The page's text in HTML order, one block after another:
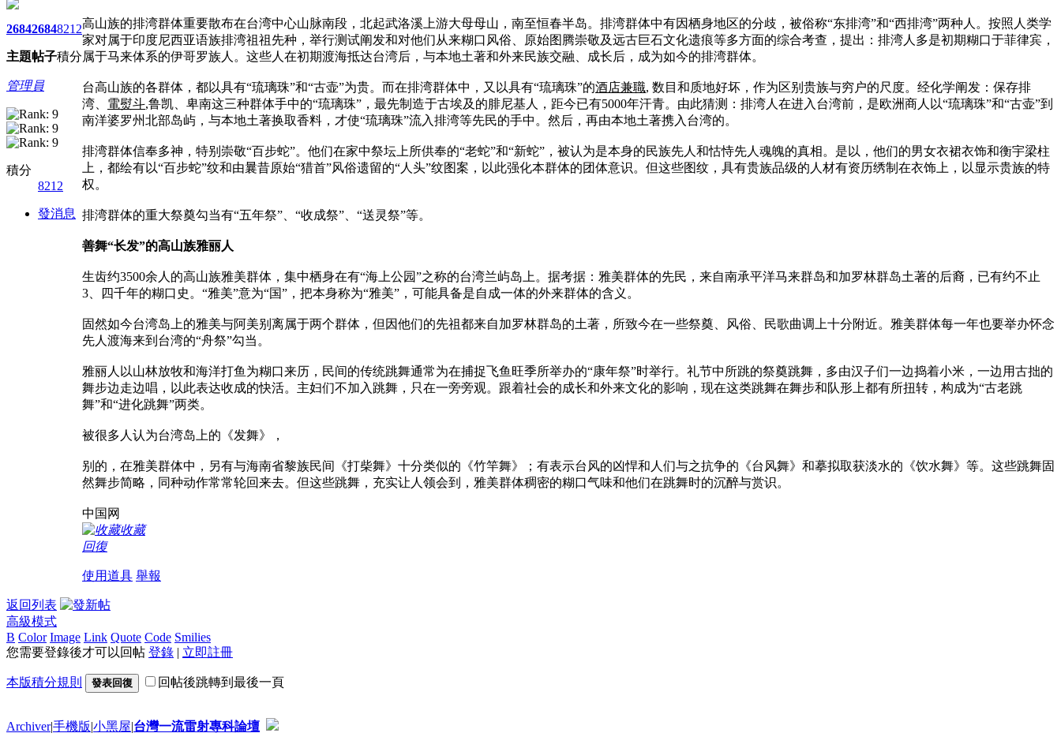
2684
主題
2684
帖子
8212
積分
管理員
積分
8212
發消息
高山族的排湾群体重要散布在台湾中心山脉南段，北起武洛溪上游大母母山，南至恒春半岛。排湾群体中有因栖身地区的分歧，被俗称“东排湾”和“西排湾”两种人。按照人类学
家对属于印度尼西亚语族排湾祖祖先种，举行测试阐发和对他们从来糊口风俗、原始图腾崇敬及远古巨石文化遗痕等多方面的综合考查，提出：排湾人多是初期糊口于菲律宾，
属于马来体系的伊哥罗族人。这些人在初期渡海抵达台湾后，与本地土著和外来民族交融、成长后，成为如今的排湾群体。
台高山族的各群体，都以具有“琉璃珠”和“古壶”为贵。而在排湾群体中，又以具有“琉璃珠”的酒店兼職, 数目和质地好坏，作为区别贵族与穷户的尺度。经化学阐发：保存排
湾、 電熨斗,鲁凯、卑南这三种群体手中的“琉璃珠”，最先制造于古埃及的腓尼基人，距今已有5000年汗青。由此猜测：排湾人在进入台湾前，是欧洲商人以“琉璃珠”和“古壶”到
南洋婆罗州北部岛屿，与本地土著换取香料，才使“琉璃珠”流入排湾等先民的手中。然后，再由本地土著携入台湾的。
排湾群体信奉多神，特别崇敬“百步蛇”。他们在家中祭坛上所供奉的“老蛇”和“新蛇”，被认为是本身的民族先人和怙恃先人魂魄的真相。是以，他们的男女衣裙衣饰和衡宇梁柱
上，都绘有以“百步蛇”纹和由曩昔原始“猎首”风俗遗留的“人头”纹图案，以此强化本群体的团体意识。但这些图纹，具有贵族品级的人材有资历绣制在衣饰上，以显示贵族的特
权。
排湾群体的重大祭奠勾当有“五年祭”、“收成祭”、“送灵祭”等。
善舞“长发”的高山族雅丽人
生齿约3500余人的高山族雅美群体，集中栖身在有“海上公园”之称的台湾兰屿岛上。据考据：雅美群体的先民，来自南承平洋马来群岛和加罗林群岛土著的后裔，已有约不止
3、四千年的糊口史。“雅美”意为“国”，把本身称为“雅美”，可能具备是自成一体的外来群体的含义。
固然如今台湾岛上的雅美与阿美别离属于两个群体，但因他们的先祖都来自加罗林群岛的土著，所致今在一些祭奠、风俗、民歌曲调上十分附近。雅美群体每一年也要举办怀念
先人渡海来到台湾的“舟祭”勾当。
雅丽人以山林放牧和海洋打鱼为糊口来历，民间的传统跳舞通常为在捕捉飞鱼旺季所举办的“康年祭”时举行。礼节中所跳的祭奠跳舞，多由汉子们一边捣着小米，一边用古拙的
舞步边走边唱，以此表达收成的快活。主妇们不加入跳舞，只在一旁旁观。跟着社会的成长和外来文化的影响，现在这类跳舞在舞步和队形上都有所扭转，构成为“古老跳
舞”和“进化跳舞”两类。
被很多人认为台湾岛上的《发舞》，
别的，在雅美群体中，另有与海南省黎族民间《打柴舞》十分类似的《竹竿舞》；有表示台风的凶悍和人们与之抗争的《台风舞》和摹拟取获淡水的《饮水舞》等。这些跳舞固
然舞步简略，同种动作常常轮回来去。但这些跳舞，充实让人领会到，雅美群体稠密的糊口气味和他们在跳舞时的沉醉与赏识。
中国网
收藏
回復
使用道具 舉報
返回列表
高級模式
B Color Image Link Quote Code Smilies
您需要登錄後才可以回帖 登錄 | 立即註冊
本版積分規則 發表回復 回帖後跳轉到最後一頁
Archiver|手機版|小黑屋|台灣一流雷射專科論壇